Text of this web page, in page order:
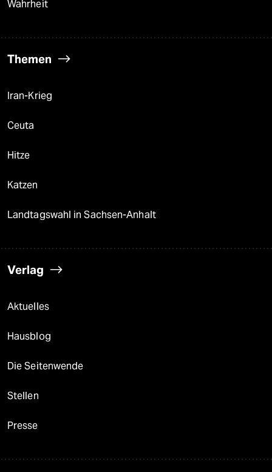
Wahrheit
Themen
Iran-Krieg
Ceuta
Hitze
Katzen
Landtagswahl in Sachsen-Anhalt
Verlag
Aktuelles
Hausblog
Die Seitenwende
Stellen
Presse